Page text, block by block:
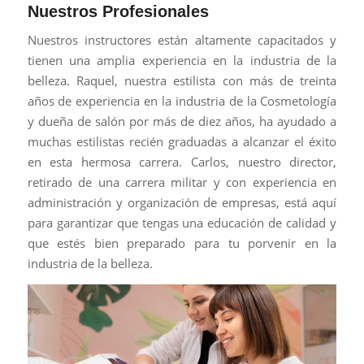
Nuestros Profesionales
Nuestros instructores están altamente capacitados y
tienen una amplia experiencia en la industria de la
belleza. Raquel, nuestra estilista con más de treinta
años de experiencia en la industria de la Cosmetología
y dueña de salón por más de diez años, ha ayudado a
muchas estilistas recién graduadas a alcanzar el éxito
en esta hermosa carrera. Carlos, nuestro director,
retirado de una carrera militar y con experiencia en
administración y organización de empresas, está aquí
para garantizar que tengas una educación de calidad y
que estés bien preparado para tu porvenir en la
industria de la belleza.